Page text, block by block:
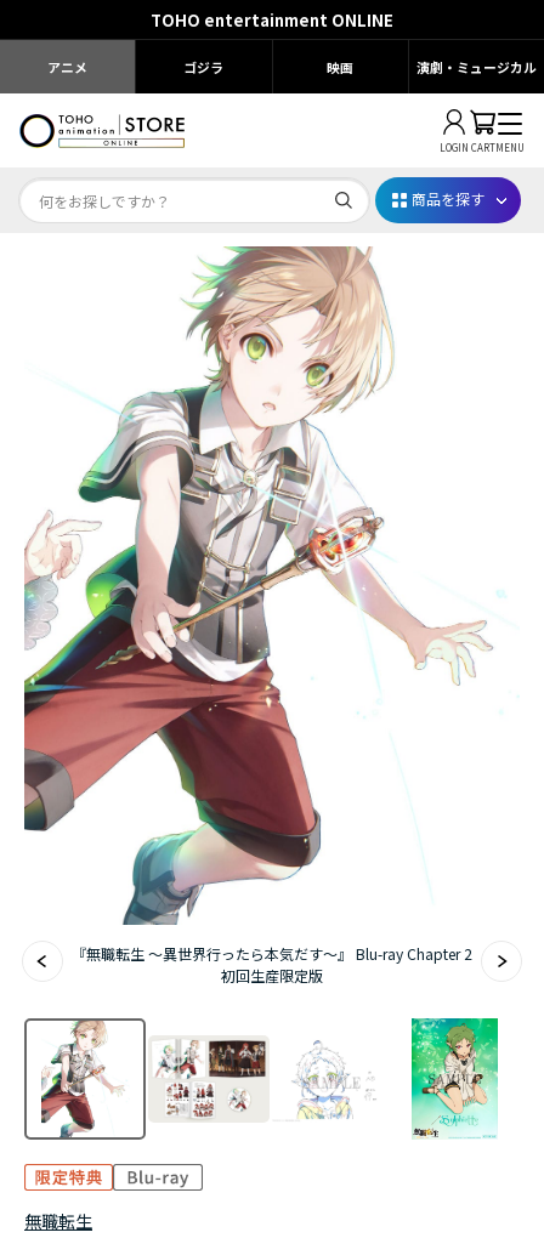
TOHO entertainment ONLINE
アニメ ゴジラ 映画 演劇・ミュージカル
LOGIN CARTMENU
Dr.STONE STONE FES.2026
じゅじゅフェス 2026
薬屋のひとりごと 夏の園遊会2026
名探偵コナン
アニメ『僕のヒーローアカデミア』10周年
ハイキュー!!ジャージ＆ユニフォーム
『無職転生Ⅲ ～異世界行ったら本気だす～』
『ふつつかな悪女ではございますが ～雛宮蝶鼠と
りかえ伝～』
商品を探す
『無職転生 ～異世界行ったら本気だす～』 Blu-ray Chapter 2
初回生産限定版
無職転生